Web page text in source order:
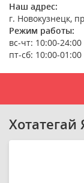
Наш адрес:
г. Новокузнецк,
Режим работы:
вс-чт: 10:00-24:00
пт-сб: 10:00-01:00